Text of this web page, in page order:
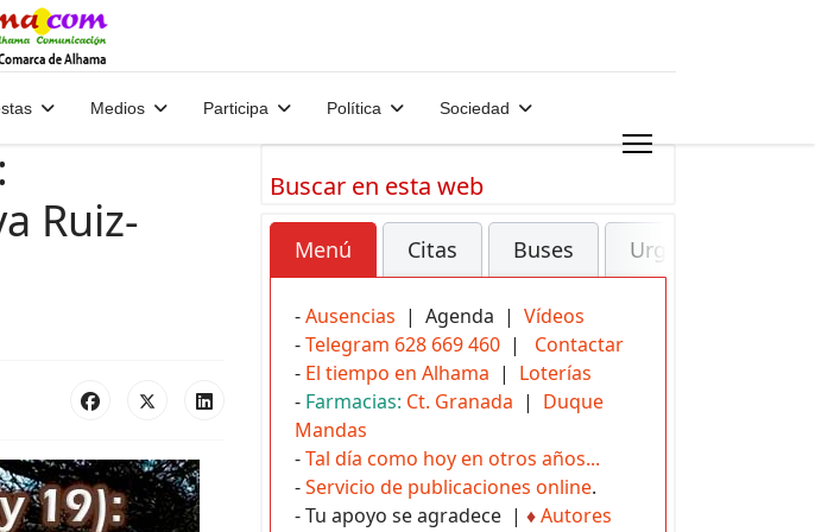
Medios Participa Política Sociedad
Ruiz-
Buscar en esta web
Menú Citas Buses Urgencias
-Ausencias | Agenda | Vídeos
-Telegram 628 669 460 | Contactar
- El tiempo en Alhama | Loterías
- Farmacias: Ct. Granada | Duque
Mandas
-Tal día como hoy en otros años...
-Servicio de publicaciones online.
- Tu apoyo se agradece | ♦Autores